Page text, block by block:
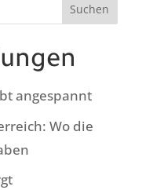
Suchen
angespannt
Wo die